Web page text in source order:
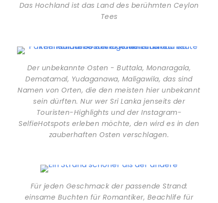
Das Hochland ist das Land des berühmten Ceylon
Tees
Der unbekannte Osten - Buttala, Monaragala,
Dematamal, Yudaganawa, Maligawila, das sind
Namen von Orten, die den meisten hier unbekannt
sein dürften. Nur wer Sri Lanka jenseits der
Touristen-Highlights und der Instagram-
SelfieHotspots erleben möchte, den wird es in den
zauberhaften Osten verschlagen.
Für jeden Geschmack der passende Strand:
einsame Buchten für Romantiker, Beachlife für